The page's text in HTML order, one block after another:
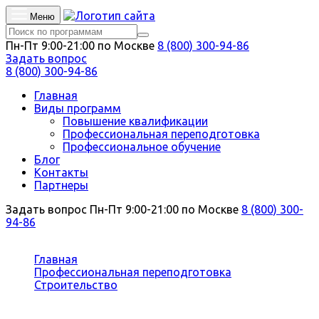
Меню
Пн-Пт 9:00-21:00 по Москве 8 (800) 300-94-86
Задать вопрос
8 (800) 300-94-86
Главная
Виды программ
Повышение квалификации
Профессиональная переподготовка
Профессиональное обучение
Блог
Контакты
Партнеры
Задать вопрос Пн-Пт 9:00-21:00 по Москве 8 (800) 300-
94-86
Главная
Профессиональная переподготовка
Строительство